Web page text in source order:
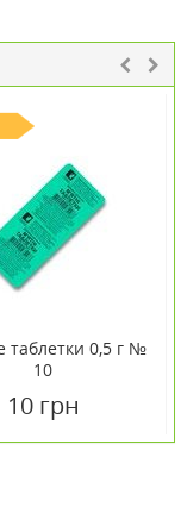
таблетки 0,5 г №
10
10 грн